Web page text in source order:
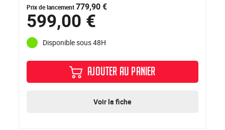
Prix de lancement779,90 €
599,00 €
Disponible sous 48H
AJOUTER AU PANIER
Voir la fiche